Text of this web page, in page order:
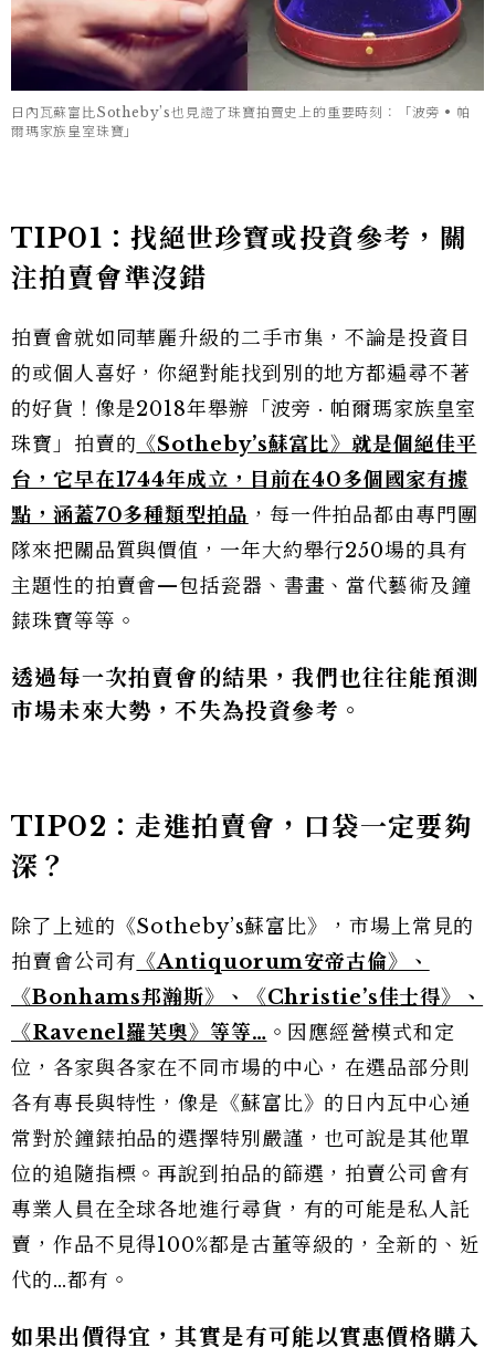
日內瓦蘇富比Sotheby’s也見證了珠寶拍賣史上的重要時刻：「波旁 • 帕
爾瑪家族皇室珠寶」
TIP01：找絕世珍寶或投資參考，關
注拍賣會準沒錯
拍賣會就如同華麗升級的二手市集，不論是投資目
的或個人喜好，你絕對能找到別的地方都遍尋不著
的好貨！像是2018年舉辦「波旁 · 帕爾瑪家族皇室
珠寶」拍賣的 《Sotheby’s蘇富比》就是個絕佳平
台，它早在1744年成立，目前在40多個國家有據
點，涵蓋70多種類型拍品 ，每一件拍品都由專門團
隊來把關品質與價值，一年大約舉行250場的具有
主題性的拍賣會—包括瓷器、書畫、當代藝術及鐘
錶珠寶等等。
透過每一次拍賣會的結果，我們也往往能預測
市場未來大勢，不失為投資參考。
TIP02：走進拍賣會，口袋一定要夠
深 ？
除了上述的《Sotheby’s蘇富比》，市場上常見的
拍賣會公司有 《Antiquorum安帝古倫》、
《Bonhams邦瀚斯》、《Christie’s佳士得》、
《Ravenel羅芙奧》等等… 。因應經營模式和定
位，各家與各家在不同市場的中心，在選品部分則
各有專長與特性，像是《蘇富比》的日內瓦中心通
常對於鐘錶拍品的選擇特別嚴謹，也可說是其他單
位的追隨指標。再說到拍品的篩選，拍賣公司會有
專業人員在全球各地進行尋貨，有的可能是私人託
賣，作品不見得100%都是古董等級的，全新的、近
代的…都有。
如果出價得宜，其實是有可能以實惠價格購入